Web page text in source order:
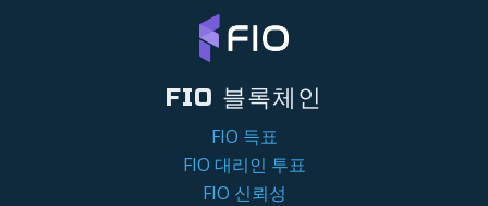
FIO 블록체인
FIO 득표
FIO 대리인 투표
FIO 신뢰성